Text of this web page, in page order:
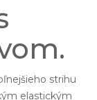
strihu
elastickým